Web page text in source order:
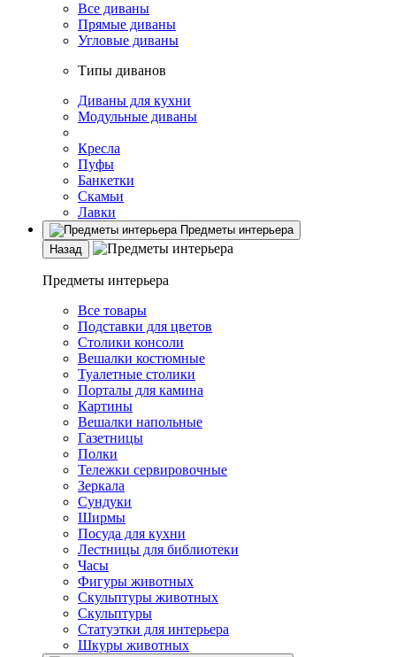
Все диваны
Прямые диваны
Угловые диваны
Типы диванов
Диваны для кухни
Модульные диваны
Кресла
Пуфы
Банкетки
Скамьи
Лавки
Предметы интерьера
Назад
Предметы интерьера
Все товары
Подставки для цветов
Столики консоли
Вешалки костюмные
Туалетные столики
Порталы для камина
Картины
Вешалки напольные
Газетницы
Полки
Тележки сервировочные
Зеркала
Сундуки
Ширмы
Посуда для кухни
Лестницы для библиотеки
Часы
Фигуры животных
Скульптуры животных
Скульптуры
Статуэтки для интерьера
Шкуры животных